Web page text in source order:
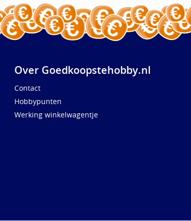
Over Goedkoopstehobby.nl
Contact
Hobbypunten
Werking winkelwagentje